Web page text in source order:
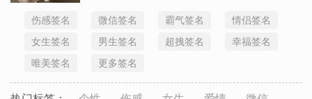
伤感签名 微信签名 霸气签名
情侣签名
女生签名
男生签名 超拽签名
幸福签名
唯美签名
更多签名